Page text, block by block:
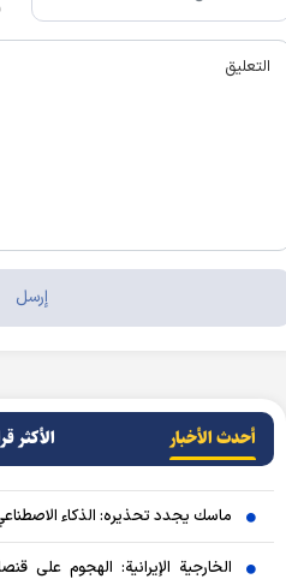
أحدث الأخبار الأکثر
ماسك يجدد تحذيره: الذكاء
الخارجية الإيرانية: الهجوم على